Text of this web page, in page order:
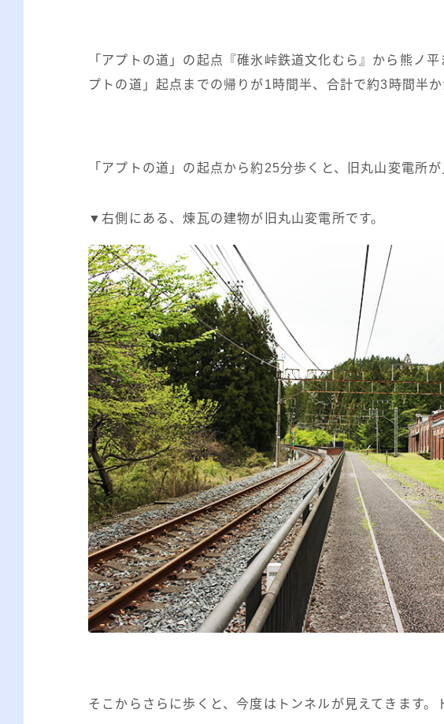
「アプトの道」の起点『碓氷峠鉄道文化むら』から熊ノ
プトの道」起点までの帰りが1時間半、合計で約3時間半か
「アプトの道」の起点から約25分歩くと、旧丸山変電所が
▼右側にある、煉瓦の建物が旧丸山変電所です。
そこからさらに歩くと、今度はトンネルが見えてきます。